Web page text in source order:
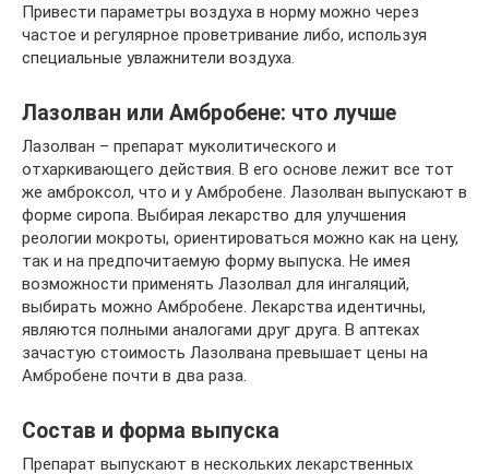
Привести параметры воздуха в норму можно через
частое и регулярное проветривание либо, используя
специальные увлажнители воздуха.
Лазолван или Амбробене: что лучше
Лазолван – препарат муколитического и
отхаркивающего действия. В его основе лежит все тот
же амброксол, что и у Амбробене. Лазолван выпускают в
форме сиропа. Выбирая лекарство для улучшения
реологии мокроты, ориентироваться можно как на цену,
так и на предпочитаемую форму выпуска. Не имея
возможности применять Лазолвал для ингаляций,
выбирать можно Амбробене. Лекарства идентичны,
являются полными аналогами друг друга. В аптеках
зачастую стоимость Лазолвана превышает цены на
Амбробене почти в два раза.
Состав и форма выпуска
Препарат выпускают в нескольких лекарственных